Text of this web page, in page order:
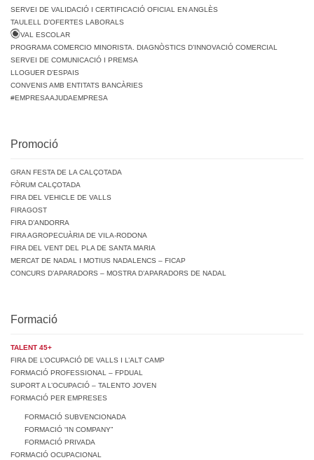
SERVEI DE VALIDACIÓ I CERTIFICACIÓ OFICIAL EN ANGLÈS
TAULELL D’OFERTES LABORALS
VAL ESCOLAR
PROGRAMA COMERCIO MINORISTA. DIAGNÒSTICS D’INNOVACIÓ COMERCIAL
SERVEI DE COMUNICACIÓ I PREMSA
LLOGUER D’ESPAIS
CONVENIS AMB ENTITATS BANCÀRIES
#EMPRESAAJUDAEMPRESA
Promoció
GRAN FESTA DE LA CALÇOTADA
FÒRUM CALÇOTADA
FIRA DEL VEHICLE DE VALLS
FIRAGOST
FIRA D’ANDORRA
FIRA AGROPECUÀRIA DE VILA-RODONA
FIRA DEL VENT DEL PLA DE SANTA MARIA
MERCAT DE NADAL I MOTIUS NADALENCS – FICAP
CONCURS D’APARADORS – MOSTRA D’APARADORS DE NADAL
Formació
TALENT 45+
FIRA DE L’OCUPACIÓ DE VALLS I L’ALT CAMP
FORMACIÓ PROFESSIONAL – FPDUAL
SUPORT A L’OCUPACIÓ – TALENTO JOVEN
FORMACIÓ PER EMPRESES
FORMACIÓ SUBVENCIONADA
FORMACIÓ “IN COMPANY”
FORMACIÓ PRIVADA
FORMACIÓ OCUPACIONAL